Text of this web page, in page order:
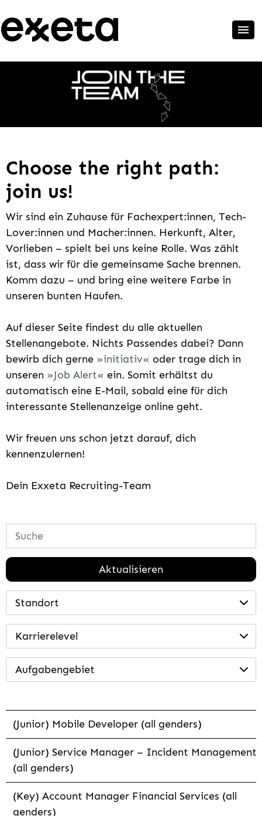
Choose the right path:
join us!
Wir sind ein Zuhause für Fachexpert:innen, Tech-
Lover:innen und Macher:innen. Herkunft, Alter,
Vorlieben – spielt bei uns keine Rolle. Was zählt
ist, dass wir für die gemeinsame Sache brennen.
Komm dazu – und bring eine weitere Farbe in
unseren bunten Haufen.
Auf dieser Seite findest du alle aktuellen
Stellenangebote. Nichts Passendes dabei? Dann
bewirb dich gerne
initiativ
oder trage dich in
unseren
Job Alert
ein. Somit erhältst du
automatisch eine E-Mail, sobald eine für dich
interessante Stellenanzeige online geht.
Wir freuen uns schon jetzt darauf, dich
kennenzulernen!
Dein Exxeta Recruiting-Team
Aktualisieren
Standort
Karrierelevel
Aufgabengebiet
(Junior) Mobile Developer (all genders)
(Junior) Service Manager – Incident Management
(all genders)
(Key) Account Manager Financial Services (all
genders)